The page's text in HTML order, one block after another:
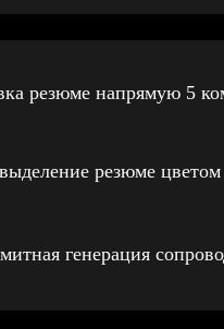
резюме напрямую 5
резюме цветом
генерация